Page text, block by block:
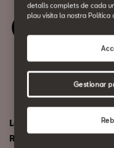
La Nova Mobilitat i Foc a
Robotaxis en punts de
detalls complets de cada
plau visita la nostra Política
Gestionar